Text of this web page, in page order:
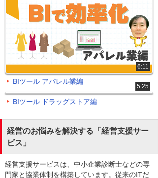
6:11
BIツール アパレル業編
5:25
BIツール ドラッグストア編
経営のお悩みを解決する「経営支援サー
ビス」
経営支援サービスは、中小企業診断士などの専
門家と協業体制を構築しています。従来のITだ